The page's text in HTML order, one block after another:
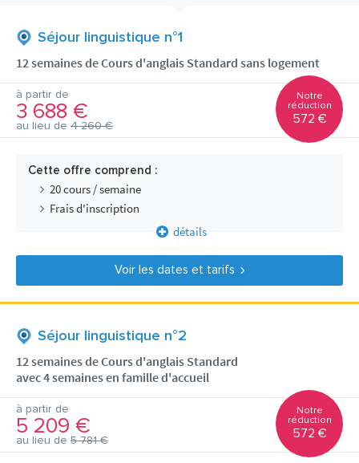
Séjour linguistique n°1
12 semaines de Cours d'anglais Standard sans logement
à partir de
3 688 €
au lieu de 4 260 €
Notre
réduction
572 €
Cette offre comprend :
20 cours / semaine
Frais d'inscription
détails
Voir les dates et tarifs
Séjour linguistique n°2
12 semaines de Cours d'anglais Standard
avec 4 semaines en famille d'accueil
à partir de
5 209 €
au lieu de 5 781 €
Notre
réduction
572 €